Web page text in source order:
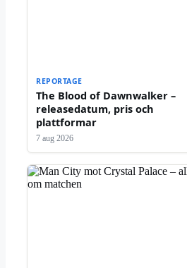
REPORTAGE
The Blood of Dawnwalker –
releasedatum, pris och
plattformar
7 aug 2026